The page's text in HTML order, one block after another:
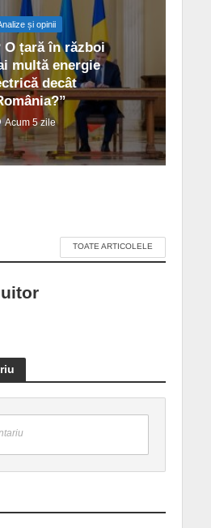
și opinii
O țară în război
multă energie
decât
Acum 5 zile
TOATE ARTICOLELE